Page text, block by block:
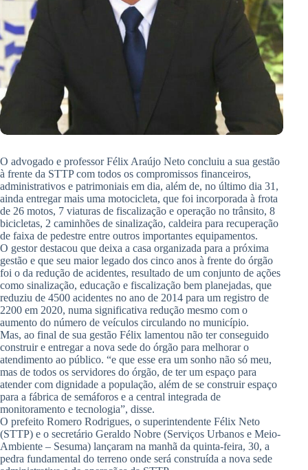
O advogado e professor Félix Araújo Neto concluiu a sua gestão
à frente da STTP com todos os compromissos financeiros,
administrativos e patrimoniais em dia, além de, no último dia 31,
ainda entregar mais uma motocicleta, que foi incorporada à frota
de 26 motos, 7 viaturas de fiscalização e operação no trânsito, 8
bicicletas, 2 caminhões de sinalização, caldeira para recuperação
de faixa de pedestre entre outros importantes equipamentos.
O gestor destacou que deixa a casa organizada para a próxima
gestão e que seu maior legado dos cinco anos à frente do órgão
foi o da redução de acidentes, resultado de um conjunto de ações
como sinalização, educação e fiscalização bem planejadas, que
reduziu de 4500 acidentes no ano de 2014 para um registro de
2200 em 2020, numa significativa redução mesmo com o
aumento do número de veículos circulando no município.
Mas, ao final de sua gestão Félix lamentou não ter conseguido
construir e entregar a nova sede do órgão para melhorar o
atendimento ao público. “e que esse era um sonho não só meu,
mas de todos os servidores do órgão, de ter um espaço para
atender com dignidade a população, além de se construir espaço
para a fábrica de semáforos e a central integrada de
monitoramento e tecnologia”, disse.
O prefeito Romero Rodrigues, o superintendente Félix Neto
(STTP) e o secretário Geraldo Nobre (Serviços Urbanos e Meio-
Ambiente – Sesuma) lançaram na manhã da quinta-feira, 30, a
pedra fundamental do terreno onde será construída a nova sede